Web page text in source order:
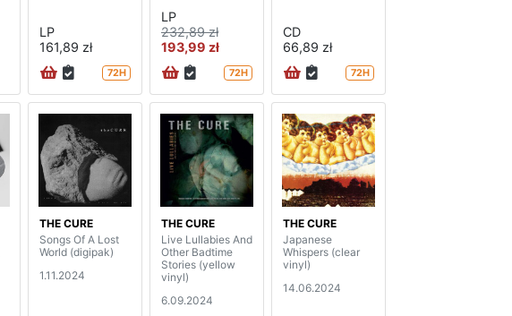
LP
161,89 zł
72H
LP
232,89 zł
193,99 zł
72H
CD
66,89 zł
72H
THE CURE
Songs Of A Lost
World (digipak)
1.11.2024
THE CURE
Live Lullabies And
Other Badtime
Stories (yellow
vinyl)
6.09.2024
THE CURE
Japanese
Whispers (clear
vinyl)
14.06.2024